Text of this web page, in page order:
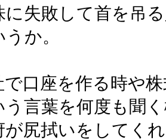
に失敗して首を吊
か。
で口座を作る時や
う言葉を何度も聞
が尻拭いをしてく